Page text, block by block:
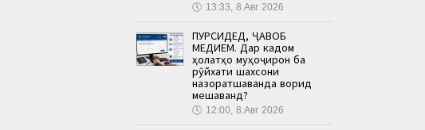
🕔 13:33, 8.Авг 2026
ПУРСИДЕД, ҶАВОБ
МЕДИҲЕМ. Дар кадом
ҳолатҳо муҳоҷирон ба
рӯйхати шахсони
назоратшаванда ворид
мешаванд?
🕔 12:00, 8.Авг 2026